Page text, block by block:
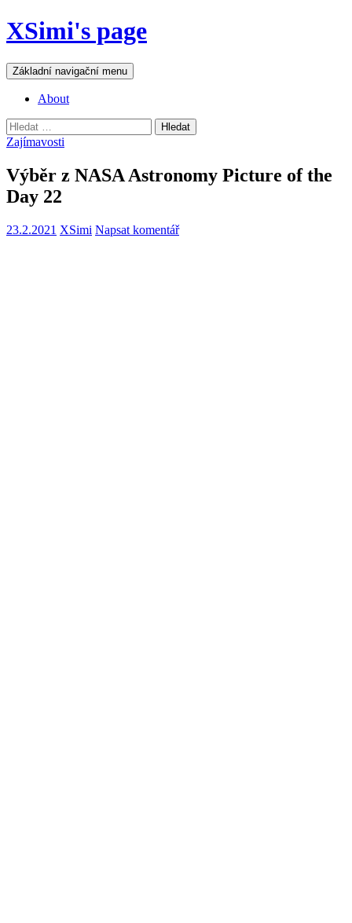
Přejít
k
webu
XSimi's page
Hledat
Základní navigační menu
About
Vyhledávání
Zajímavosti
Výběr z NASA Astronomy Picture of the
Day 22
23.2.2021 XSimi Napsat komentář